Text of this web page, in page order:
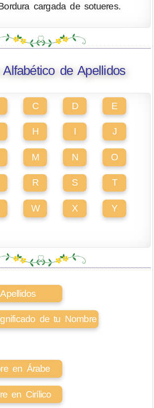
cargada de sotueres.
Alfabético de Apellidos
C D E
H I J
M N O
R S T
W X Y
de tu Nombre
en Árabe
en Cirílico